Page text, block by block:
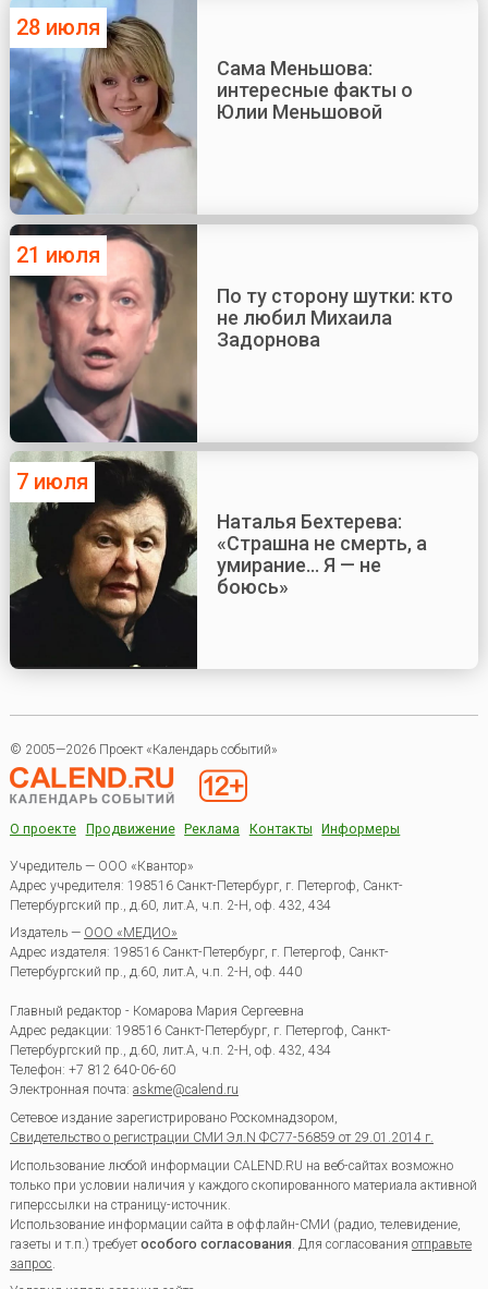
28 июля
Сама Меньшова:
интересные факты о
Юлии Меньшовой
21 июля
По ту сторону шутки: кто
не любил Михаила
Задорнова
7 июля
Наталья Бехтерева:
«Страшна не смерть, а
умирание... Я — не
боюсь»
© 2005—2026 Проект «Календарь событий»
О проекте Продвижение Реклама Контакты Информеры
Учредитель — ООО «Квантор»
Адрес учредителя: 198516 Санкт-Петербург, г. Петергоф, Санкт-
Петербургский пр., д.60, лит.А, ч.п. 2-Н, оф. 432, 434
Издатель — ООО «МЕДИО»
Адрес издателя: 198516 Санкт-Петербург, г. Петергоф, Санкт-
Петербургский пр., д.60, лит.А, ч.п. 2-Н, оф. 440
Главный редактор - Комарова Мария Сергеевна
Адрес редакции: 198516 Санкт-Петербург, г. Петергоф, Санкт-
Петербургский пр., д.60, лит.А, ч.п. 2-Н, оф. 432, 434
Телефон: +7 812 640-06-60
Электронная почта: askme@calend.ru
Сетевое издание зарегистрировано Роскомнадзором,
Свидетельство о регистрации СМИ Эл.N ФС77-56859 от 29.01.2014 г.
Использование любой информации CALEND.RU на веб-сайтах возможно
только при условии наличия у каждого скопированного материала активной
гиперссылки на страницу-источник.
Использование информации сайта в оффлайн-СМИ (радио, телевидение,
газеты и т.п.) требуетособого согласования . Для согласования отправьте
запрос